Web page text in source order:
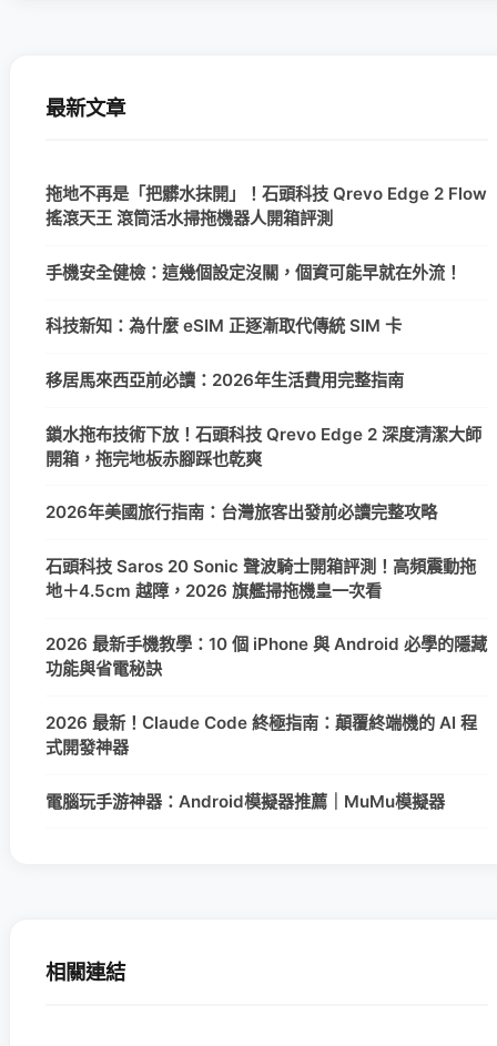
最新文章
拖地不再是「把髒水抹開」！石頭科技 Qrevo Edge 2 Flow
搖滾天王 滾筒活水掃拖機器人開箱評測
手機安全健檢：這幾個設定沒關，個資可能早就在外流！
科技新知：為什麼 eSIM 正逐漸取代傳統 SIM 卡
移居馬來西亞前必讀：2026年生活費用完整指南
鎖水拖布技術下放！石頭科技 Qrevo Edge 2 深度清潔大師
開箱，拖完地板赤腳踩也乾爽
2026年美國旅行指南：台灣旅客出發前必讀完整攻略
石頭科技 Saros 20 Sonic 聲波騎士開箱評測！高頻震動拖
地＋4.5cm 越障，2026 旗艦掃拖機皇一次看
2026 最新手機教學：10 個 iPhone 與 Android 必學的隱藏
功能與省電秘訣
2026 最新！Claude Code 終極指南：顛覆終端機的 AI 程
式開發神器
電腦玩手游神器：Android模擬器推薦｜MuMu模擬器
相關連結